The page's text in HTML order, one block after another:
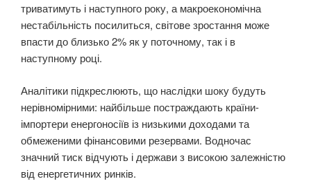
триватимуть і наступного року, а макроекономічна
нестабільність посилиться, світове зростання може
впасти до близько 2% як у поточному, так і в
наступному році.
Аналітики підкреслюють, що наслідки шоку будуть
нерівномірними: найбільше постраждають країни-
імпортери енергоносіїв із низькими доходами та
обмеженими фінансовими резервами. Водночас
значний тиск відчують і держави з високою залежністю
від енергетичних ринків.